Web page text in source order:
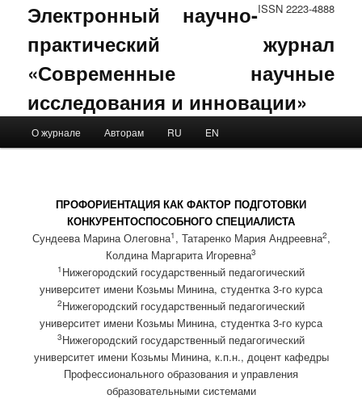
ISSN 2223-4888
Электронный научно-
практический журнал
«Современные научные
исследования и инновации»
Skip to primary content
Skip to secondary content
О журнале Авторам RU EN
ПРОФОРИЕНТАЦИЯ КАК ФАКТОР ПОДГОТОВКИ
КОНКУРЕНТОСПОСОБНОГО СПЕЦИАЛИСТА
Сундеева Марина Олеговна1 , Татаренко Мария Андреевна2,
Колдина Маргарита Игоревна3
1 Нижегородский государственный педагогический
университет имени Козьмы Минина, студентка 3-го курса
2Нижегородский государственный педагогический
университет имени Козьмы Минина, студентка 3-го курса
3Нижегородский государственный педагогический
университет имени Козьмы Минина, к.п.н., доцент кафедры
Профессионального образования и управления
образовательными системами